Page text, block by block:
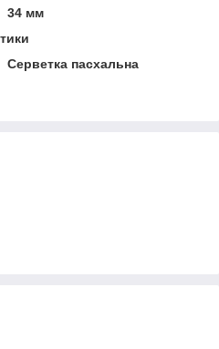
34 мм
Серветка пасхальна